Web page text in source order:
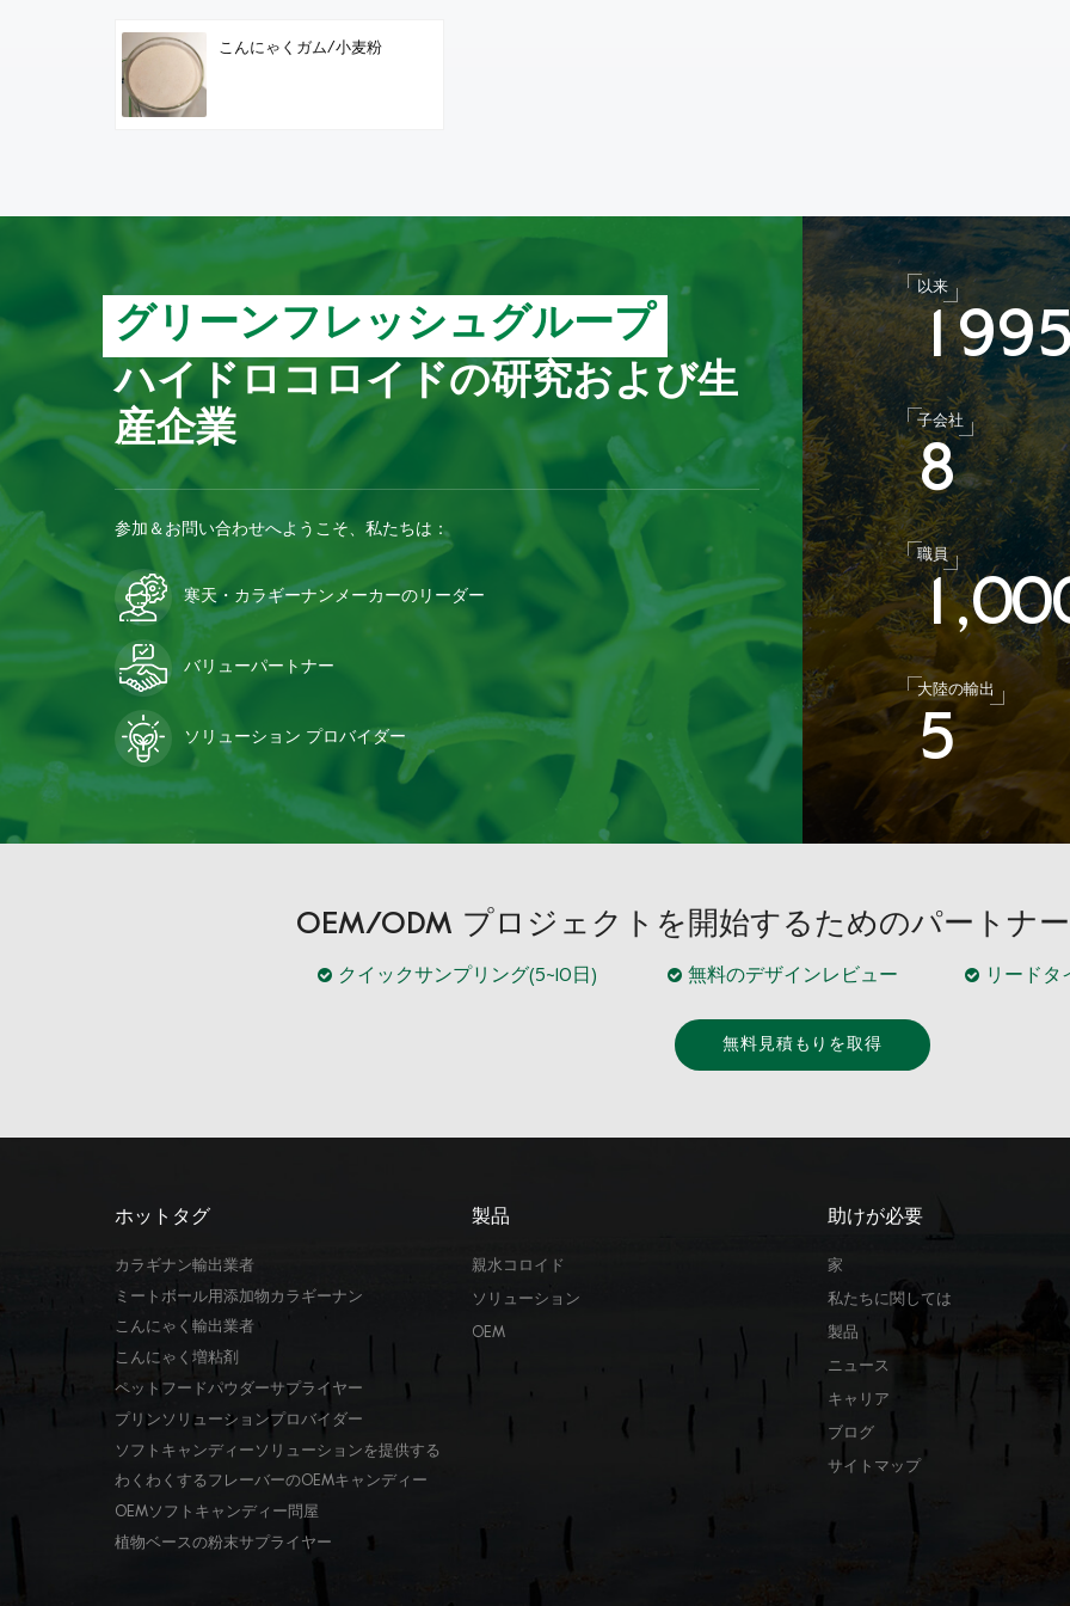
こんにゃくガム/小麦粉
グリーンフレッシュグループ
ハイドロコロイドの研究および生
産企業
参加＆お問い合わせへようこそ、私たちは：
寒天・カラギーナンメーカーのリーダー
バリューパートナー
ソリューション プロバイダー
以来
1 99
子会社
8
職員
1,00
大陸の輸出
5
OEM/ODM プロジェクトを開始するためのパートナ
クイックサンプリング(5~10日) 無料のデザインレビュー リードタ
無料見積もりを取得
ホットタグ
カラギナン輸出業者
ミートボール用添加物カラギーナン
こんにゃく輸出業者
こんにゃく増粘剤
ペットフードパウダーサプライヤー
プリンソリューションプロバイダー
ソフトキャンディーソリューションを提供する
わくわくするフレーバーのOEMキャンディー
OEMソフトキャンディー問屋
植物ベースの粉末サプライヤー
製品
親水コロイド
ソリューション
OEM
助けが必要
家
私たちに関しては
製品
ニュース
キャリア
ブログ
サイトマップ